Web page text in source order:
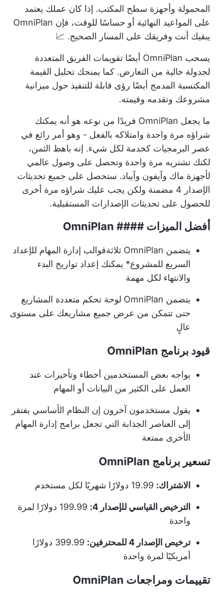
المحمولة وأجهزة سطح المكتب. إذا كان عملك يعتمد
على المواعيد النهائية أو حساسًا للوقت، فإن OmniPlan
يبقيك أنت وفريقك على المسار الصحيح. 📈
يسحب OmniPlan أيضًا تقويمات الفريق المتعددة
لجدولة خالية من التعارض. كما يمنحك تحليل القيمة
المكتسبة المدمج أيضًا رؤى قابلة للتنفيذ حول ميزانية
مشروعك وتقدمه وقيمته.
ما يجعل OmniPlan فريدًا من نوعه هو أنه يمكنك
شراؤه مرة واحدة وامتلاكه بالفعل - وهو أمر رائع في
عصر البرمجيات كخدمة لكل شيء. إنه باهظ الثمن،
لكنك تشتريه مرة واحدة وتحصل على وصول عالمي
لأجهزة ماك وآيفون وآيباد. ستحصل على جميع تحديثات
الإصدار 4 مضمنة ولكن يجب عليك شراؤه مرة أخرى
للحصول على تحديثات الإصدارات المستقبلية.
أفضل الميزات #### OmniPlan
يتضمن OmniPlan ثلاثة
قوالب إدارة المهام للإعداد
السريع للمشروع* يمكنك إعداد تواريخ البدء
والانتهاء لكل مهمة
يتضمن OmniPlan لوحة تحكم متعددة المشاريع
حتى تتمكن من عرض جميع مشاريعك على مستوى
عالٍ
قيود برنامج OmniPlan
يواجه بعض المستخدمين أخطاء وتأخيرات عند
العمل على الكثير من البيانات أو المهام
يقول مستخدمون آخرون إن النظام الأساسي يفتقر
إلى العناصر الجذابة التي تجعل برامج إدارة المهام
الأخرى ممتعة
تسعير برنامج OmniPlan
الاشتراك:
الترخيص القياسي للإصدار 4:
199.99 دولارًا لمرة
واحدة
ترخيص الإصدار 4 للمحترفين:
399.99 دولارًا
أمريكيًا لمرة واحدة
تقييمات ومراجعات OmniPlan